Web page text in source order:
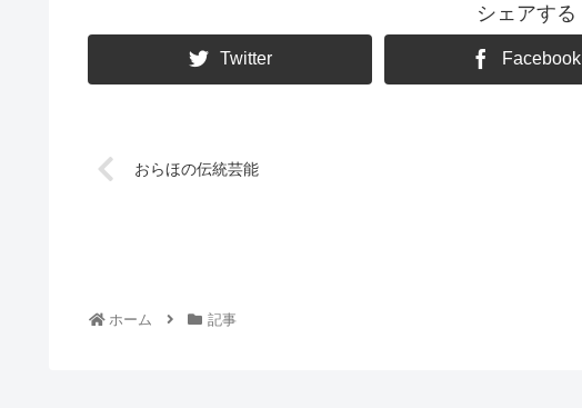
シェアする
Twitter Facebook
おらほの伝統芸能
ホーム 記事